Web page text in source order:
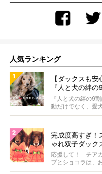
人気ランキング
【ダックスも
『人と犬の絆
WOLFGANG
『人と犬の絆の9
動だけでなく、愛
あ...
完成度高すぎ！
ゃれ双子ダック
応援して！ チア
プとショコラは、
ます...